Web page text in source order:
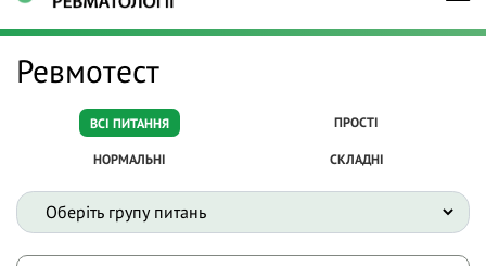
Ревмотест
ВСІ ПИТАННЯ ПРОСТІ
НОРМАЛЬНІ СКЛАДНІ